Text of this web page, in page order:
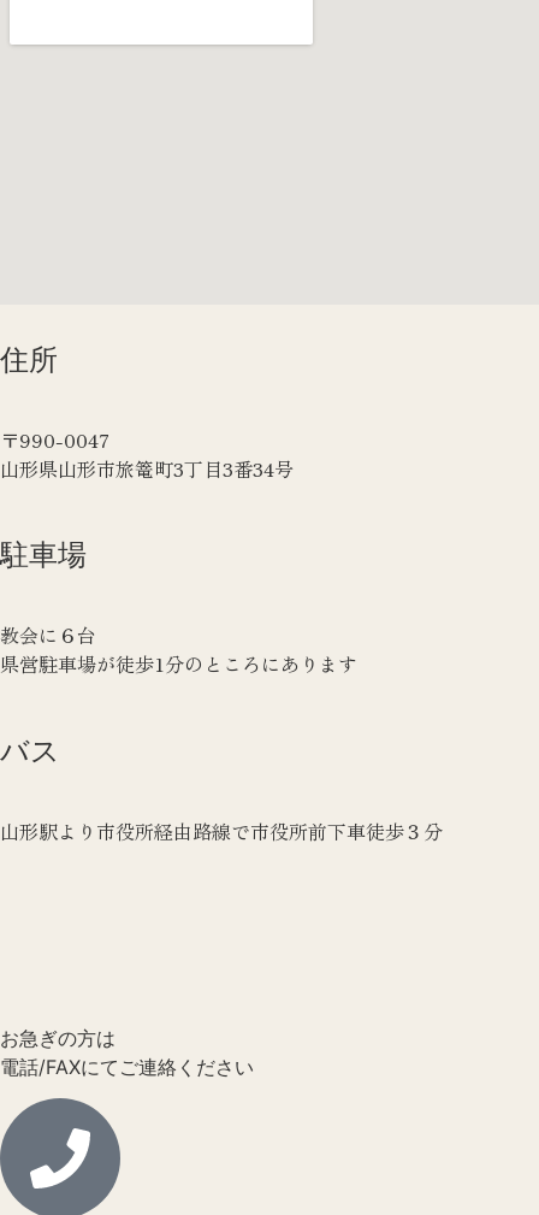
住所
〒990-0047
山形県山形市旅篭町3丁目3番34号
駐車場
教会に６台
県営駐車場が徒歩1分のところにあります
バス
山形駅より市役所経由路線で市役所前下車徒歩３分
お急ぎの方は
電話/FAXにてご連絡ください